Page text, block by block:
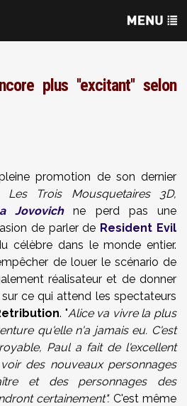
plus ''excitant'' selon
promotion de son dernier
Les Trois Mousquetaires 3D,
Jovovichne perd pas une
de parler de Resident Evil
célèbre dans le monde entier.
de louer le scénario de
réalisateur et de donner
ce qui attend les spectateurs
. "Alice va vivre la plus
qu'elle n'a jamais eu. C'est
Paul a fait de l'excellent
des nouveaux personnages
et des personnages des
certainement".C'est même